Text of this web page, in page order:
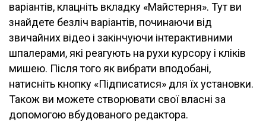
варіантів, клацніть вкладку «Майстерня». Тут ви
знайдете безліч варіантів, починаючи від
звичайних відео і закінчуючи інтерактивними
шпалерами, які реагують на рухи курсору і кліків
мишею. Після того як вибрати вподобані,
натисніть кнопку «Підписатися» для їх установки.
Також ви можете створювати свої власні за
допомогою вбудованого редактора.